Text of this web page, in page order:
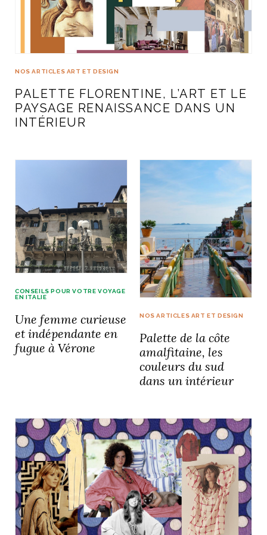
NOS ARTICLES ART ET DESIGN
PALETTE FLORENTINE, L’ART ET LE
PAYSAGE RENAISSANCE DANS UN
INTÉRIEUR
CONSEILS POUR VOTRE VOYAGE
EN ITALIE
Une femme curieuse
et indépendante en
fugue à Vérone
NOS ARTICLES ART ET DESIGN
Palette de la côte
amalfitaine, les
couleurs du sud
dans un intérieur